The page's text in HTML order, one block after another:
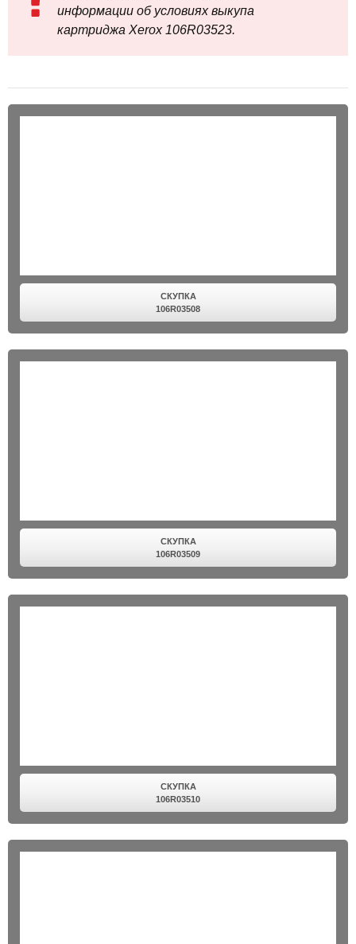
информации об условиях выкупа
картриджа Xerox 106R03523.
СКУПКА
106R03508
СКУПКА
106R03509
СКУПКА
106R03510